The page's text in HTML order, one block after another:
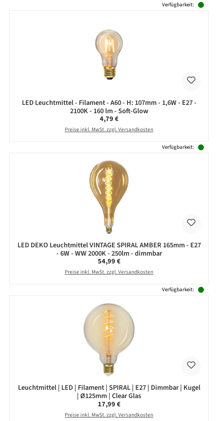
Verfügbarkeit:
LED Leuchtmittel - Filament - A60 - H: 107mm - 1,6W - E27 -
2100K - 160 lm - Soft-Glow
Regulärer Preis:
4,79 €
Preise inkl. MwSt. zzgl. Versandkosten
Verfügbarkeit:
LED DEKO Leuchtmittel VINTAGE SPIRAL AMBER 165mm - E27
- 6W - WW 2000K - 250lm - dimmbar
Regulärer Preis:
54,99 €
Preise inkl. MwSt. zzgl. Versandkosten
Verfügbarkeit:
Leuchtmittel | LED | Filament | SPIRAL | E27 | Dimmbar | Kugel
| Ø125mm | Clear Glas
Regulärer Preis:
17,99 €
Preise inkl. MwSt. zzgl. Versandkosten